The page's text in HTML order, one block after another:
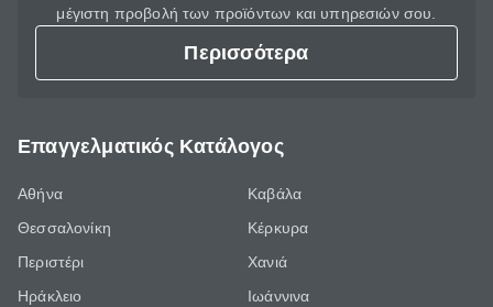
μέγιστη προβολή των προϊόντων και υπηρεσιών σου.
Περισσότερα
Επαγγελματικός Κατάλογος
Αθήνα
Θεσσαλονίκη
Περιστέρι
Ηράκλειο
Καβάλα
Κέρκυρα
Χανιά
Ιωάννινα